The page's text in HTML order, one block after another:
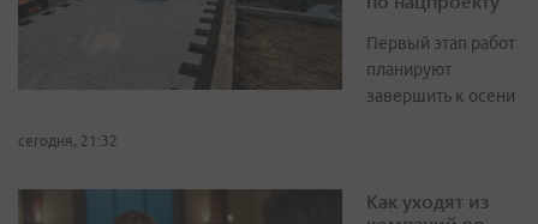
Первый этап работ
планируют
завершить к осени
сегодня, 21:32
Как уходят из